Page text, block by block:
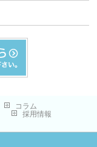
コラム
採用情報